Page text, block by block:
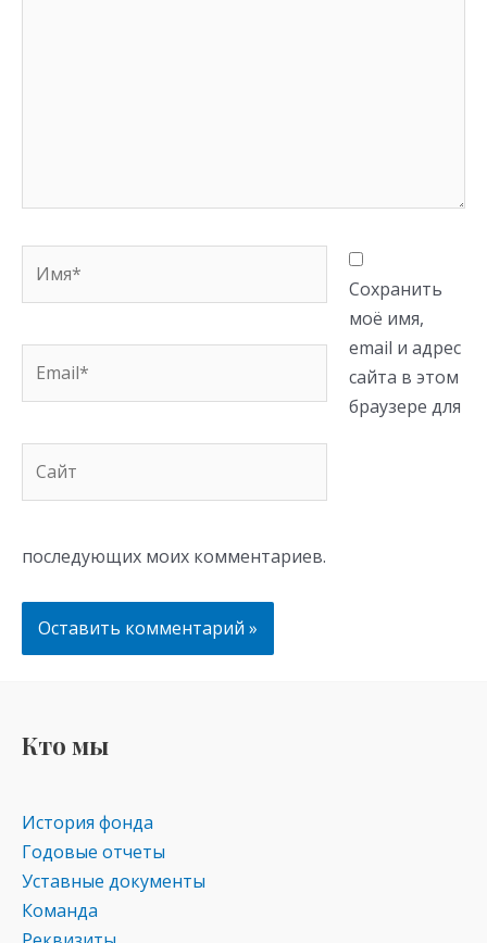
Сохранить
моё имя,
email и адрес
сайта в этом
браузере для
последующих моих комментариев.
Кто мы
История фонда
Годовые отчеты
Уставные документы
Команда